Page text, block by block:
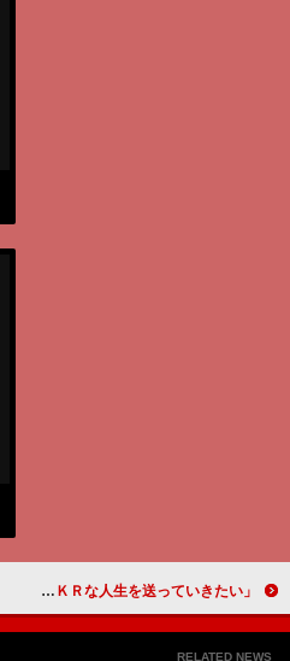
ＤＡＩＧＯ、ジュエリーベストドレッサー受賞 「ＫＲＫＲな人生を送っていきたい」
RELATED NEWS